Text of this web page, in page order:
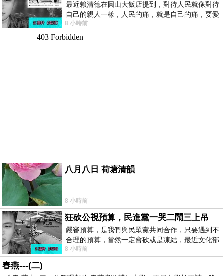
最近賴清德在圓山大飯店提到，對待人民就像對待
自己的親人一樣，人民的痛，就是自己的痛，要愛
民如親，說的這麼好聽，實際上根本沒做
8 小時前
八月八日 荷塘清韻
8 小時前
狂砍公視預算，民進黨一哭二鬧三上吊
嚴審預算，是我們與民眾黨共同合作，只要遇到不
合理的預算，當然一定會砍或是凍結，最近文化部
要編列公視和Taiwan plus預算，在110年
8 小時前
春燕---(二)